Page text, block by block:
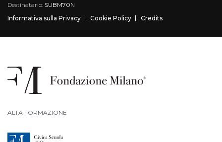
Destinatario: SUBM70N
Informativa sulla Privacy
Cookie Policy Credits
ALTA FORMAZIONE